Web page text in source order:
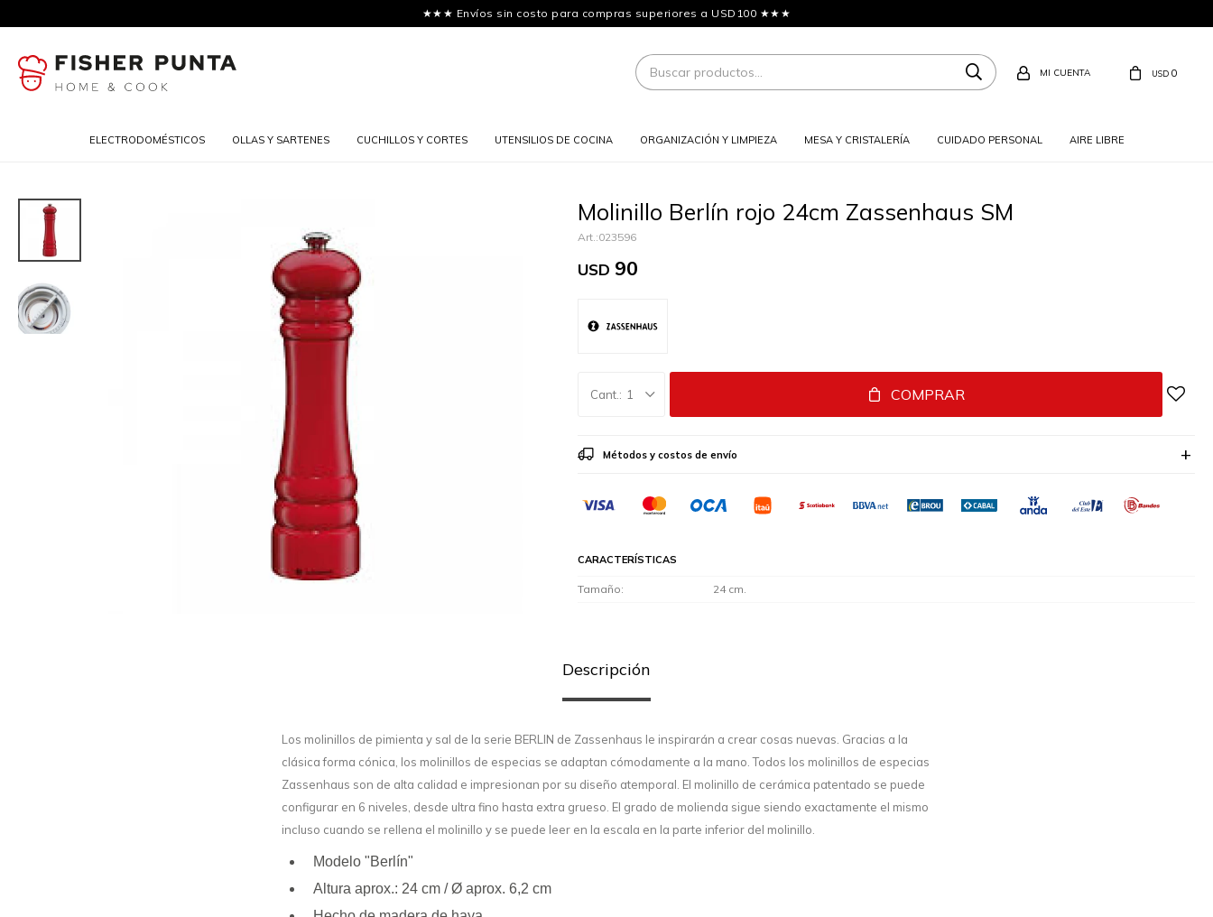
★★★ Envíos sin costo para compras superiores a USD100 ★★★
ELECTRODOMÉSTICOS OLLAS Y SARTENES CUCHILLOS Y CORTES UTENSILIOS DE COCINA ORGANIZACIÓN Y LIMPIEZA MESA Y CRISTALERÍA CUIDADO PERSONAL AIRE LIBRE
USD 0
Molinillo Berlín rojo 24cm Zassenhaus SM
023596
USD 90
1 COMPRAR
Métodos y costos de envío
CARACTERÍSTICAS
Tamaño 24 cm.
Descripción
Los molinillos de pimienta y sal de la serie BERLIN de Zassenhaus le inspirarán a crear cosas nuevas. Gracias a la
clásica forma cónica, los molinillos de especias se adaptan cómodamente a la mano. Todos los molinillos de especias
Zassenhaus son de alta calidad e impresionan por su diseño atemporal. El molinillo de cerámica patentado se puede
configurar en 6 niveles, desde ultra fino hasta extra grueso. El grado de molienda sigue siendo exactamente el mismo
incluso cuando se rellena el molinillo y se puede leer en la escala en la parte inferior del molinillo.
Modelo "Berlín"
Altura aprox.: 24 cm / Ø aprox. 6,2 cm